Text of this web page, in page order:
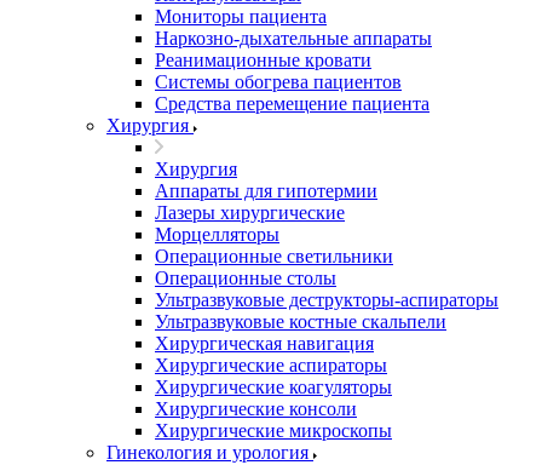
Мониторы пациента
Наркозно-дыхательные аппараты
Реанимационные кровати
Системы обогрева пациентов
Средства перемещение пациента
Хирургия
Хирургия
Аппараты для гипотермии
Лазеры хирургические
Морцелляторы
Операционные светильники
Операционные столы
Ультразвуковые деструкторы-аспираторы
Ультразвуковые костные скальпели
Хирургическая навигация
Хирургические аспираторы
Хирургические коагуляторы
Хирургические консоли
Хирургические микроскопы
Гинекология и урология